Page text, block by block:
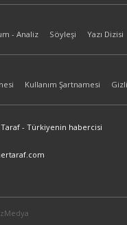
- Analiz Söyleşi Yazı Dizisi
Kullanım Şartnamesi
- Türkiyenin habercisi